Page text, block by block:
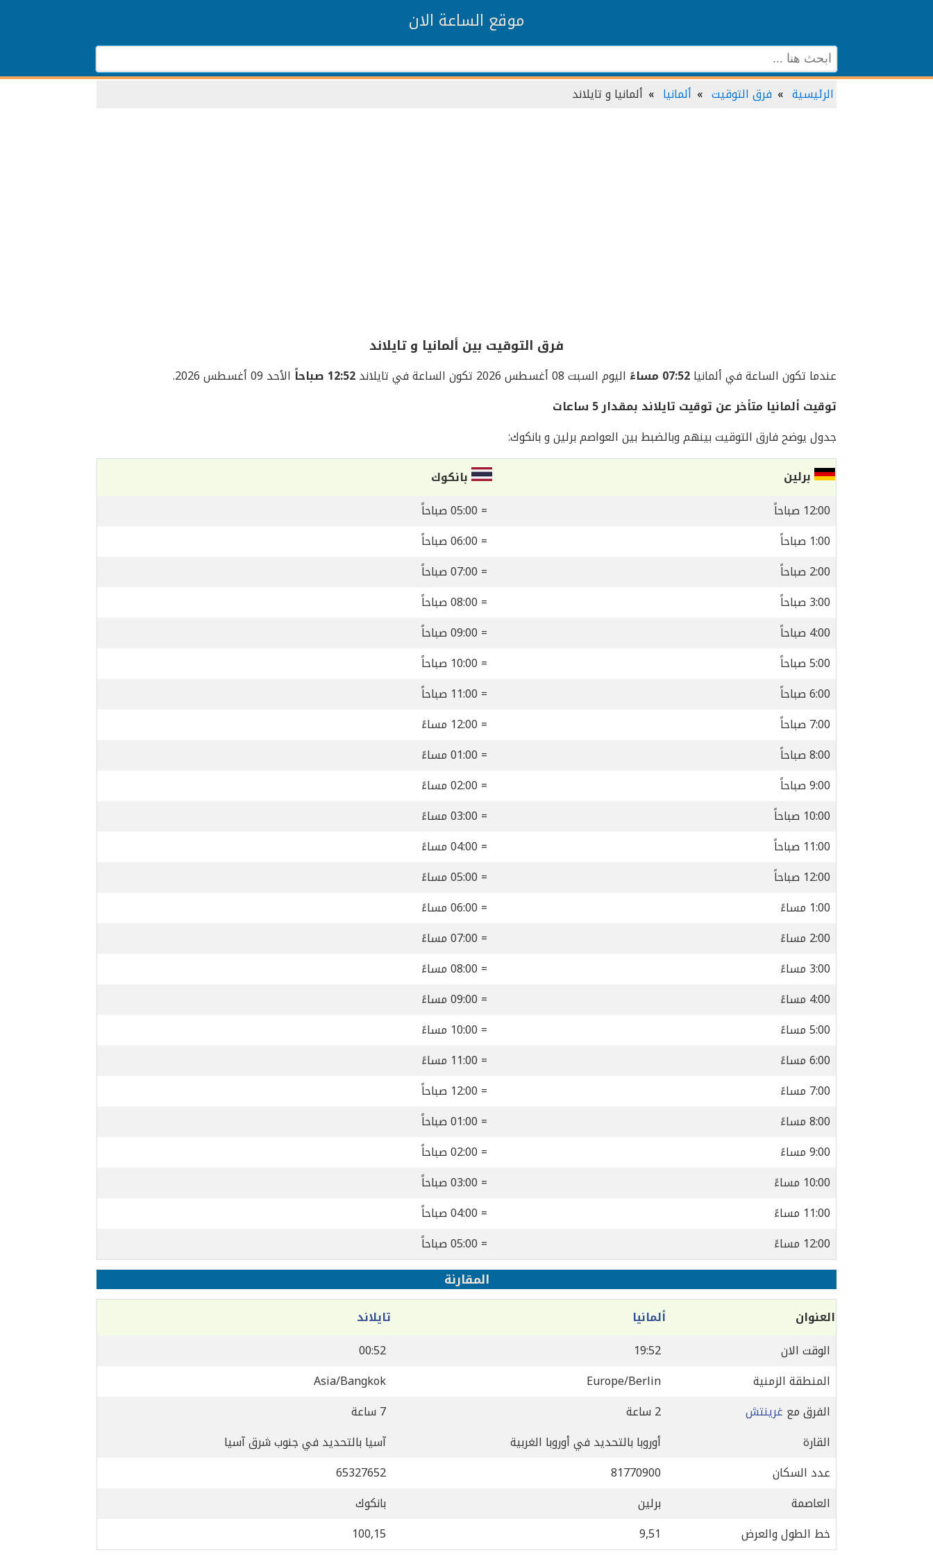
موقع الساعة الان
الرئيسية فرق التوقيت ألمانيا ألمانيا و تايلاند
فرق التوقيت بين ألمانيا و تايلاند
عندما تكون الساعة في ألمانيا07:52 مساءً اليوم السبت 08 أغسطس 2026 تكون الساعة في تايلاند 12:52 صباحاً
الأحد 09 أغسطس 2026.
توقيت ألمانيا متأخر عن توقيت تايلاند بمقدار 5 ساعات
جدول يوضح فارق التوقيت بينهم وبالضبط بين العواصم برلين و بانكوك:
برلين
بانكوك
12:00 صباحاً
= 05:00 صباحاً
1:00 صباحاً
= 06:00 صباحاً
2:00 صباحاً
= 07:00 صباحاً
3:00 صباحاً
= 08:00 صباحاً
4:00 صباحاً
= 09:00 صباحاً
5:00 صباحاً
= 10:00 صباحاً
6:00 صباحاً
= 11:00 صباحاً
7:00 صباحاً
= 12:00 مساءً
8:00 صباحاً
= 01:00 مساءً
9:00 صباحاً
= 02:00 مساءً
10:00 صباحاً
= 03:00 مساءً
11:00 صباحاً
= 04:00 مساءً
12:00 صباحاً
= 05:00 مساءً
1:00 مساءً
= 06:00 مساءً
2:00 مساءً
= 07:00 مساءً
3:00 مساءً
= 08:00 مساءً
4:00 مساءً
= 09:00 مساءً
5:00 مساءً
= 10:00 مساءً
6:00 مساءً
= 11:00 مساءً
7:00 مساءً
= 12:00 صباحاً
8:00 مساءً
= 01:00 صباحاً
9:00 مساءً
= 02:00 صباحاً
10:00 مساءً
= 03:00 صباحاً
11:00 مساءً
= 04:00 صباحاً
12:00 مساءً
= 05:00 صباحاً
المقارنة
العنوان ألمانيا
تايلاند
الوقت الان
19:52
00:52
المنطقة الزمنية
Europe/Berlin
Asia/Bangkok
الفرق مع غرينتش 2 ساعة
7 ساعة
القارة
أوروبا بالتحديد في أوروبا الغربية
آسيا بالتحديد في جنوب شرق آسيا
عدد السكان
81770900
65327652
العاصمة
برلين
بانكوك
خط الطول والعرض
9,51
100,15